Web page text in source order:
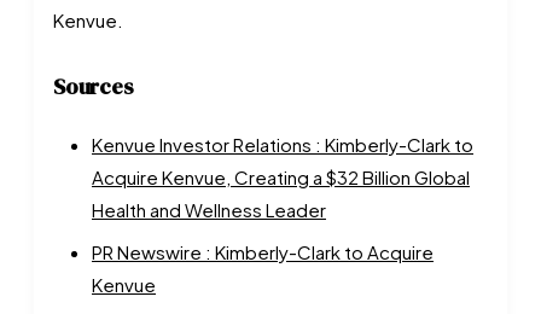
Kenvue.
Sources
Kenvue Investor Relations : Kimberly-Clark to
Acquire Kenvue, Creating a $32 Billion Global
Health and Wellness Leader
PR Newswire : Kimberly-Clark to Acquire
Kenvue